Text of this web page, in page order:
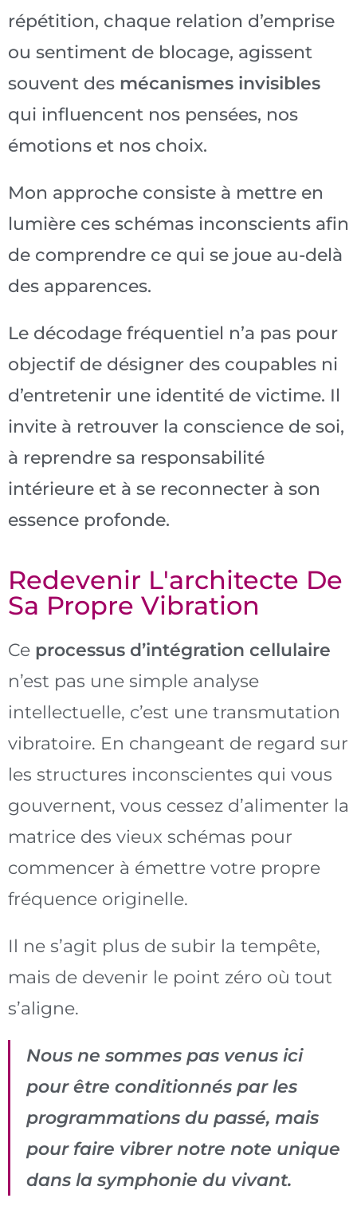
répétition, chaque relation d’emprise
ou sentiment de blocage, agissent
souvent des mécanismes invisibles
qui influencent nos pensées, nos
émotions et nos choix.
Mon approche consiste à mettre en
lumière ces schémas inconscients afin
de comprendre ce qui se joue au-delà
des apparences.
Le décodage fréquentiel n’a pas pour
objectif de désigner des coupables ni
d’entretenir une identité de victime. Il
invite à retrouver la conscience de soi,
à reprendre sa responsabilité
intérieure et à se reconnecter à son
essence profonde.
Redevenir L'architecte De
Sa Propre Vibration
Ce processus d’intégration cellulaire
n’est pas une simple analyse
intellectuelle, c’est une transmutation
vibratoire. En changeant de regard sur
les structures inconscientes qui vous
gouvernent, vous cessez d’alimenter la
matrice des vieux schémas pour
commencer à émettre votre propre
fréquence originelle.
Il ne s’agit plus de subir la tempête,
mais de devenir le point zéro où tout
s’aligne.
Nous ne sommes pas venus ici
pour être conditionnés par les
programmations du passé, mais
pour faire vibrer notre note unique
dans la symphonie du vivant.